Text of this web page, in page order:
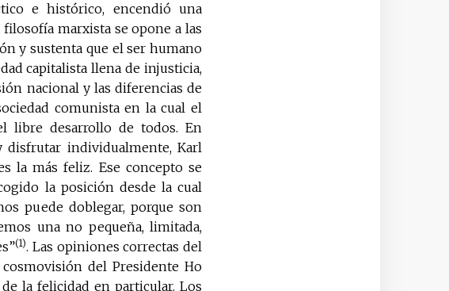
e histórico, encendió una
marxista se opone a las
y sustenta que el ser humano
capitalista llena de injusticia,
nacional y las diferencias de
comunista en la cual el
libre desarrollo de todos. En
individualmente, Karl
la más feliz. Ese concepto se
la posición desde la cual
puede doblegar, porque son
una no pequeña, limitada,
(1). Las opiniones correctas del
del Presidente Ho
la felicidad en particular. Los